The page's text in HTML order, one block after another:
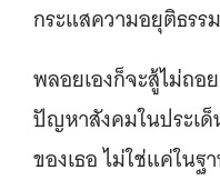
กระแสความอยุติธรร
พลอยเองก็จะสู้ไม่ถอ
ปัญหาสังคมในประเด็
ของเธอ ไม่ใช่แค่ใน